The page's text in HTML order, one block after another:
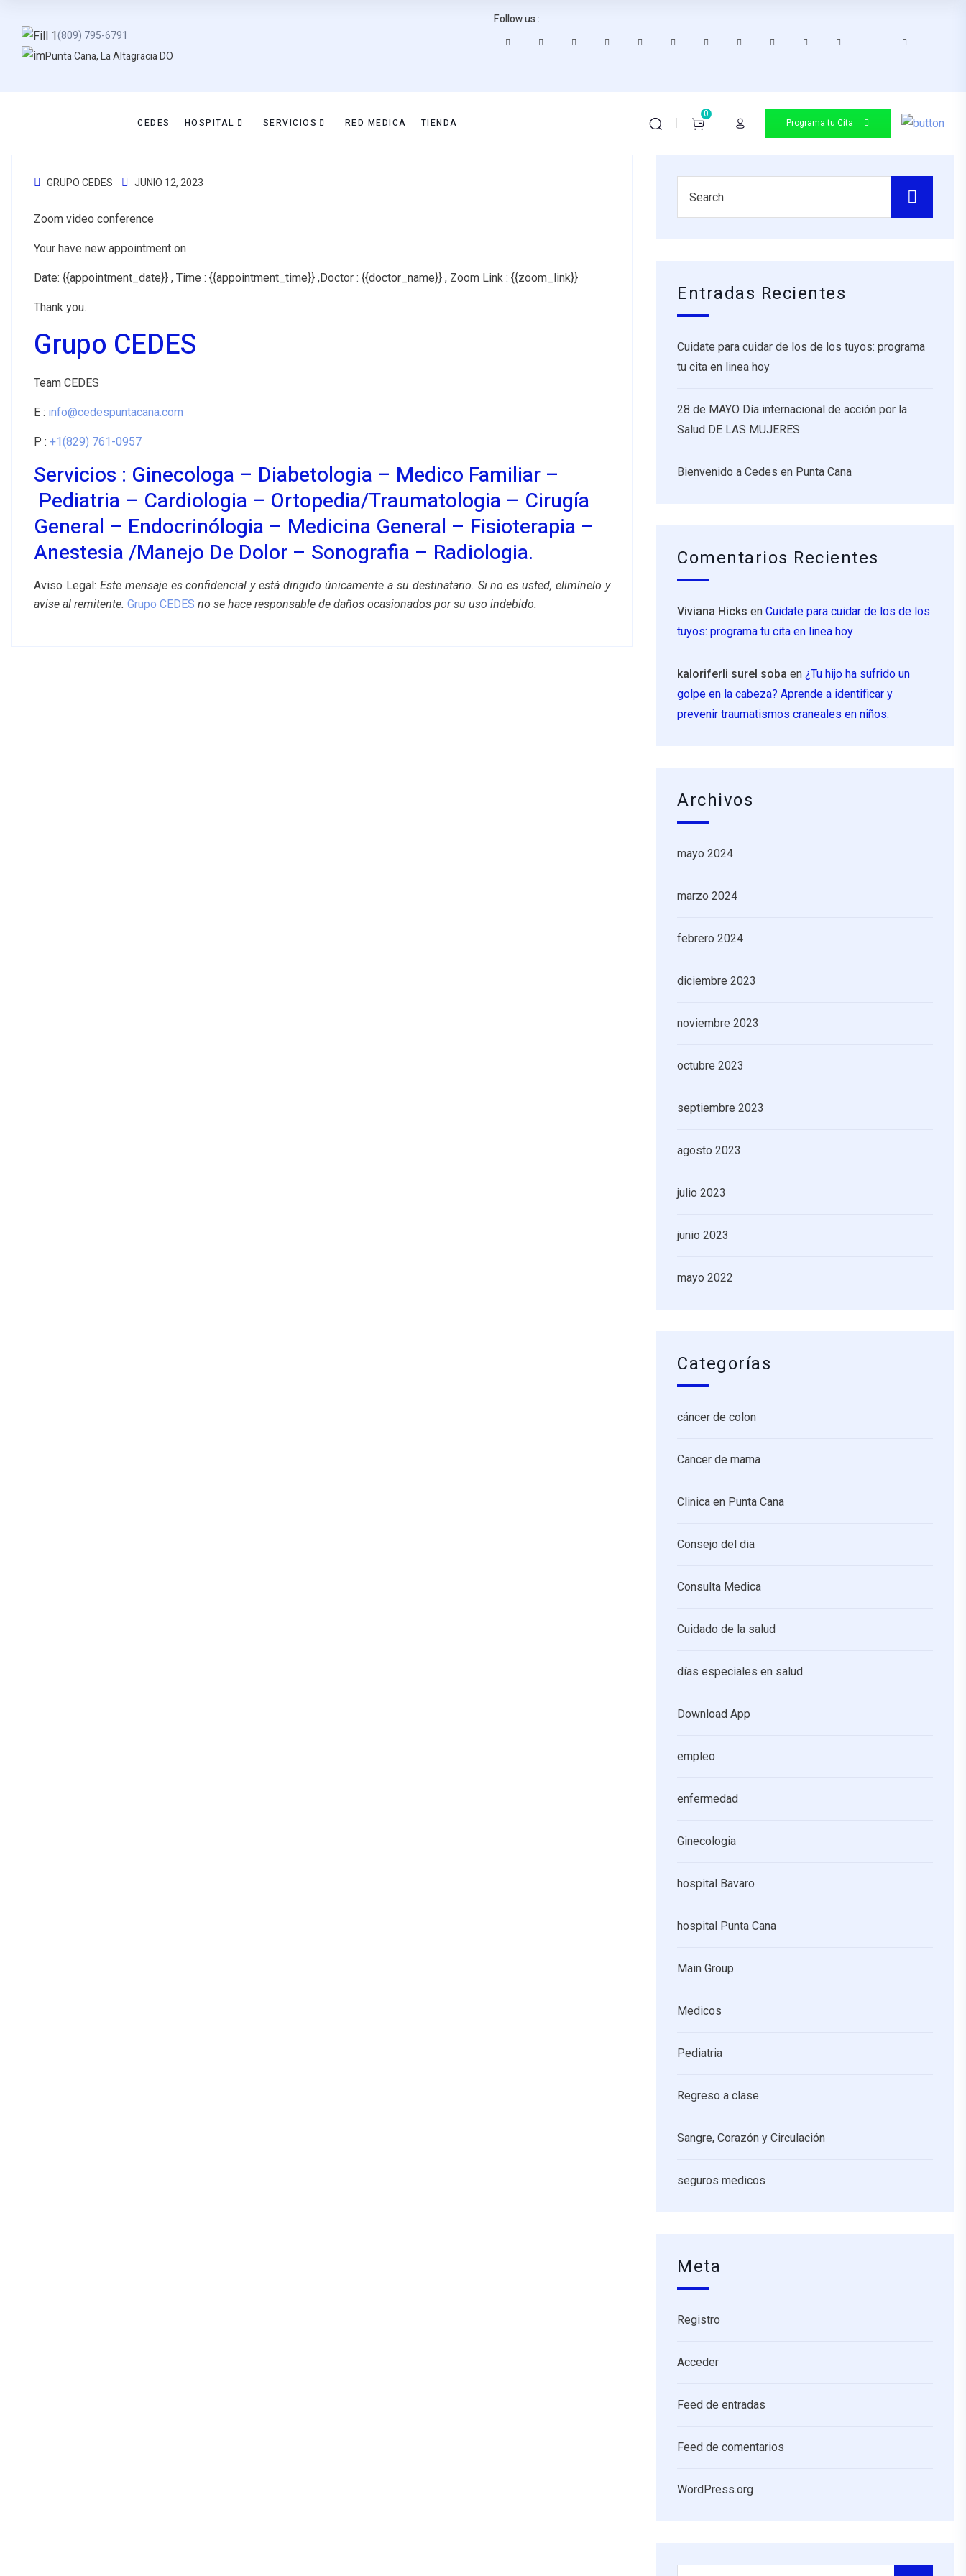
(809) 795-6791
Punta Cana, La Altagracia DO
Follow us :
CEDES HOSPITAL SERVICIOS RED MEDICA TIENDA
0
Programa tu Cita
GRUPO CEDES JUNIO 12, 2023
Zoom video conference
Your have new appointment on
Date: {{appointment_date}} , Time : {{appointment_time}} ,Doctor : {{doctor_name}} , Zoom Link : {{zoom_link}}
Thank you.
Grupo CEDES
Team CEDES
E : info@cedespuntacana.com
P : +1(829) 761-0957
Servicios : Ginecologa – Diabetologia – Medico Familiar –
Pediatria – Cardiologia – Ortopedia/traumatologia – Cirugía
General – Endocrinólogia – Medicina General – Fisioterapia –
Anestesia /manejo De Dolor – Sonografia – Radiologia.
Aviso Legal: Este mensaje es confidencial y está dirigido únicamente a su destinatario. Si no es usted, elimínelo y
avise al remitente. Grupo CEDES no se hace responsable de daños ocasionados por su uso indebido.
Entradas Recientes
Cuidate para cuidar de los de los tuyos: programa
tu cita en linea hoy
28 de MAYO Día internacional de acción por la
Salud DE LAS MUJERES
Bienvenido a Cedes en Punta Cana
Comentarios Recientes
Viviana Hicks en Cuidate para cuidar de los de los
tuyos: programa tu cita en linea hoy
kaloriferli surel soba en ¿Tu hijo ha sufrido un
golpe en la cabeza? Aprende a identificar y
prevenir traumatismos craneales en niños.
Archivos
mayo 2024
marzo 2024
febrero 2024
diciembre 2023
noviembre 2023
octubre 2023
septiembre 2023
agosto 2023
julio 2023
junio 2023
mayo 2022
Categorías
cáncer de colon
Cancer de mama
Clinica en Punta Cana
Consejo del dia
Consulta Medica
Cuidado de la salud
días especiales en salud
Download App
empleo
enfermedad
Ginecologia
hospital Bavaro
hospital Punta Cana
Main Group
Medicos
Pediatria
Regreso a clase
Sangre, Corazón y Circulación
seguros medicos
Meta
Registro
Acceder
Feed de entradas
Feed de comentarios
WordPress.org